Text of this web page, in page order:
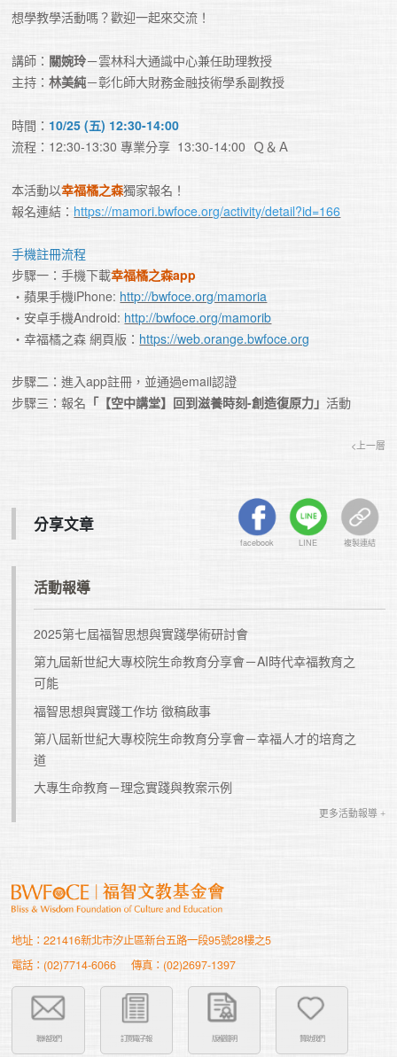
活動報導
2025第七屆福智思想與實踐學術研討會
第九屆新世紀大專校院生命教育分享會－AI時代幸福教育之
可能
福智思想與實踐工作坊 徵稿啟事
第八屆新世紀大專校院生命教育分享會－幸福人才的培育之
道
大專生命教育－理念實踐與教案示例
更多活動報導 +
分享文章
facebook LINE 複製連結
想學教學活動嗎？歡迎一起來交流！
講師： 關婉玲－雲林科大通識中心兼任助理教授
主持：林美純－彰化師大財務金融技術學系副教授
時間： 10/25 (五) 12:30-14:00
流程：12:30-13:30 專業分享  13:30-14:00  Ｑ＆Ａ
本活動以幸福橘之森獨家報名！
報名連結： https://mamori.bwfoce.org/activity/detail?id=166
手機註冊流程
步驟一：手機下載幸福橘之森app
・蘋果手機iPhone: http://bwfoce.org/mamoria
・安卓手機Android: http://bwfoce.org/mamorib
・幸福橘之森 網頁版： https://web.orange.bwfoce.org
步驟二：進入app註冊，並通過email認證
步驟三：報名 「【空中講堂】回到滋養時刻-創造復原力」活動
<上一層
地址：221416新北市汐止區新台五路一段95號28樓之5
電話：(02)7714-6066
傳真：(02)2697-1397
聯絡我們 訂閱電子報 版權聲明 贊助我們